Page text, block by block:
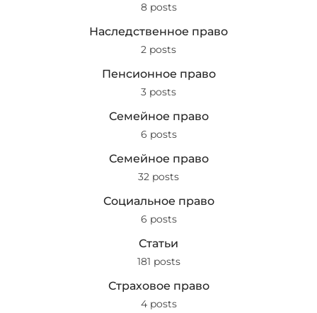
8 posts
Наследственное право
2 posts
Пенсионное право
3 posts
Семейное право
6 posts
Семейное право
32 posts
Социальное право
6 posts
Статьи
181 posts
Страховое право
4 posts